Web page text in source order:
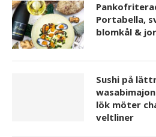
Portabella,
blomkål &
Sushi på
lök möter
veltliner